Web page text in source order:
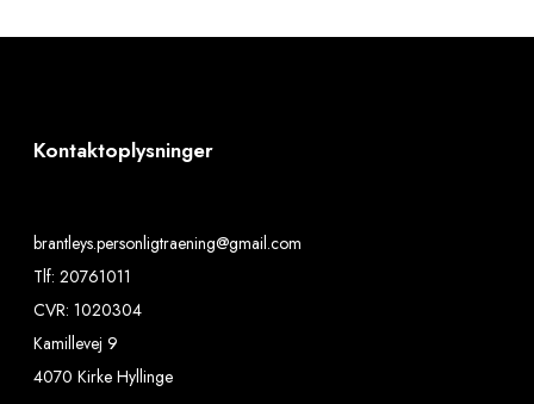
Kontaktoplysninger
brantleys.personligtraening@gmail.com
Tlf: 20761011
CVR: 1020304
Kamillevej 9
4070 Kirke Hyllinge